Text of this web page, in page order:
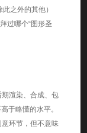
之外的其他）
过哪个“图形圣
渲染、合成、包
略懂的水平。
环节，但不意味